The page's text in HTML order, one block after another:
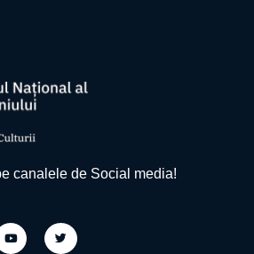
canalele de Social media!